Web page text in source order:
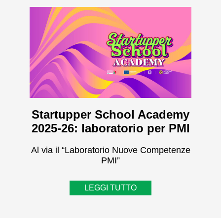
Startupper School Academy
2025-26: laboratorio per PMI
Al via il “Laboratorio Nuove Competenze
PMI”
LEGGI TUTTO